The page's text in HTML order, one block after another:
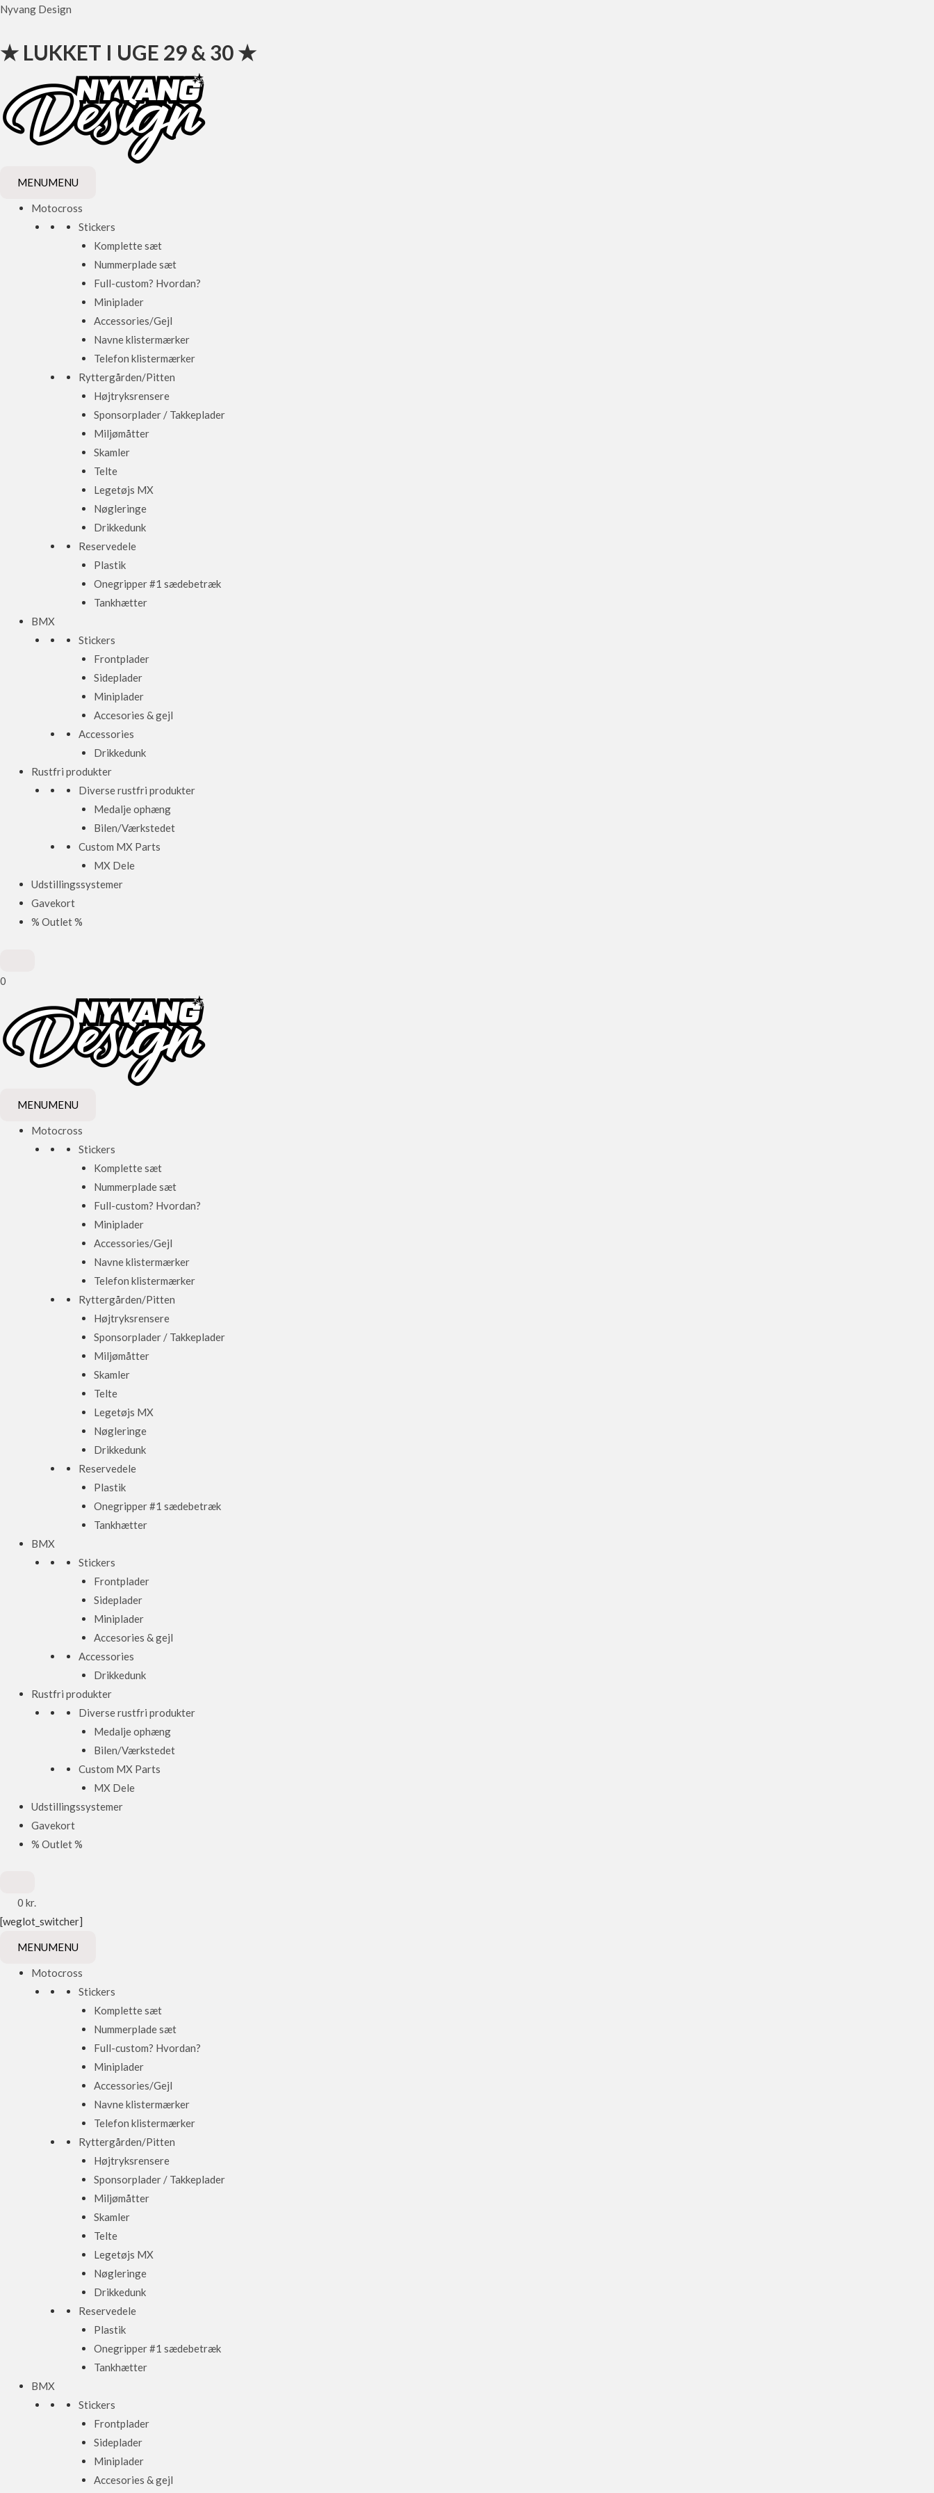
Gå
indholdet
Nyvang Design
★ LUKKET I UGE 29 & 30 ★
MENUMENU
Motocross
Stickers
Komplette sæt
Nummerplade sæt
Full-custom? Hvordan?
Miniplader
Accessories/Gejl
Navne klistermærker
Telefon klistermærker
Ryttergården/Pitten
Højtryksrensere
Sponsorplader / Takkeplader
Miljømåtter
Skamler
Telte
Legetøjs MX
Nøgleringe
Drikkedunk
Reservedele
Plastik
Onegripper #1 sædebetræk
Tankhætter
BMX
Stickers
Frontplader
Sideplader
Miniplader
Accesories & gejl
Accessories
Drikkedunk
Rustfri produkter
Diverse rustfri produkter
Medalje ophæng
Bilen/Værkstedet
Custom MX Parts
MX Dele
Udstillingssystemer
Gavekort
% Outlet %
0
MENUMENU
Motocross
Stickers
Komplette sæt
Nummerplade sæt
Full-custom? Hvordan?
Miniplader
Accessories/Gejl
Navne klistermærker
Telefon klistermærker
Ryttergården/Pitten
Højtryksrensere
Sponsorplader / Takkeplader
Miljømåtter
Skamler
Telte
Legetøjs MX
Nøgleringe
Drikkedunk
Reservedele
Plastik
Onegripper #1 sædebetræk
Tankhætter
BMX
Stickers
Frontplader
Sideplader
Miniplader
Accesories & gejl
Accessories
Drikkedunk
Rustfri produkter
Diverse rustfri produkter
Medalje ophæng
Bilen/Værkstedet
Custom MX Parts
MX Dele
Udstillingssystemer
Gavekort
% Outlet %
0 kr.
[weglot_switcher]
MENUMENU
Motocross
Stickers
Komplette sæt
Nummerplade sæt
Full-custom? Hvordan?
Miniplader
Accessories/Gejl
Navne klistermærker
Telefon klistermærker
Ryttergården/Pitten
Højtryksrensere
Sponsorplader / Takkeplader
Miljømåtter
Skamler
Telte
Legetøjs MX
Nøgleringe
Drikkedunk
Reservedele
Plastik
Onegripper #1 sædebetræk
Tankhætter
BMX
Stickers
Frontplader
Sideplader
Miniplader
Accesories & gejl